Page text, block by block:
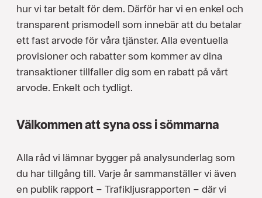
hur vi tar betalt för dem. Därför har vi en enkel och
transparent prismodell som innebär att du betalar
ett fast arvode för våra tjänster. Alla eventuella
provisioner och rabatter som kommer av dina
transaktioner tillfaller dig som en rabatt på vårt
arvode. Enkelt och tydligt.
Välkommen att syna oss i sömmarna
Alla råd vi lämnar bygger på analysunderlag som
du har tillgång till. Varje år sammanställer vi även
en publik rapport – Trafikljusrapporten – där vi